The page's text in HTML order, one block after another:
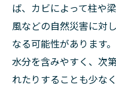
ば、カビによって柱や
風などの自然災害に対
なる可能性があります
水分を含みやすく、次
れたりすることも少な